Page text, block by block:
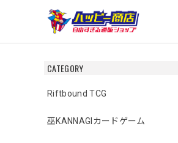
CATEGORY
Riftbound TCG
巫KANNAGIカードゲーム